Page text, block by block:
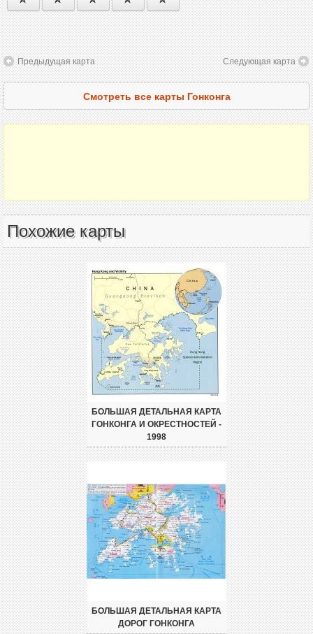
Предыдущая карта Следующая карта
Смотреть все карты Гонконга
Похожие карты
БОЛЬШАЯ ДЕТАЛЬНАЯ КАРТА
ГОНКОНГА И ОКРЕСТНОСТЕЙ -
1998
БОЛЬШАЯ ДЕТАЛЬНАЯ КАРТА
ДОРОГ ГОНКОНГА